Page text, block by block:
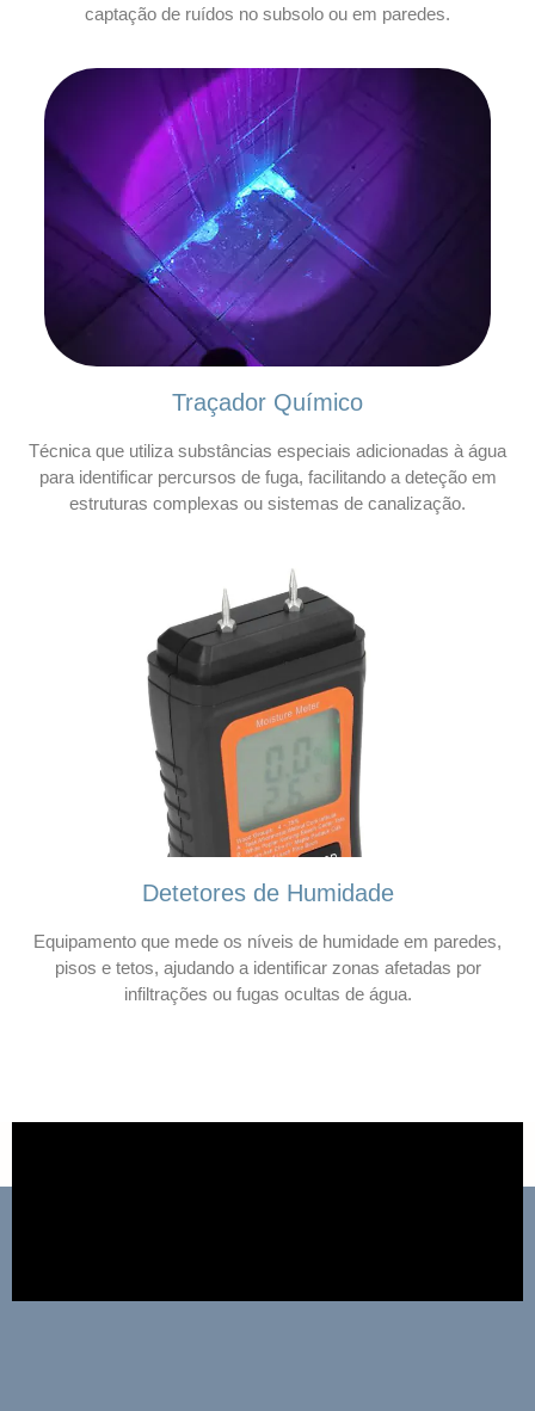
captação de ruídos no subsolo ou em paredes.
Traçador Químico
Técnica que utiliza substâncias especiais adicionadas à água
para identificar percursos de fuga, facilitando a deteção em
estruturas complexas ou sistemas de canalização.
Detetores de Humidade
Equipamento que mede os níveis de humidade em paredes,
pisos e tetos, ajudando a identificar zonas afetadas por
infiltrações ou fugas ocultas de água.